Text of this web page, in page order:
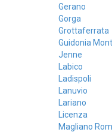
Gerano
Gorga
Grottaferrata
Guidonia
Jenne
Labico
Ladispoli
Lanuvio
Lariano
Licenza
Magliano